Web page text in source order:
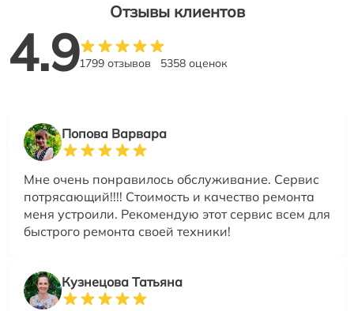
Отзывы клиентов
4.91799 отзывов 5358 оценок
Попова Варвара
Мне очень понравилось обслуживание. Сервис
потрясающий!!!! Стоимость и качество ремонта
меня устроили. Рекомендую этот сервис всем для
быстрого ремонта своей техники!
Кузнецова Татьяна